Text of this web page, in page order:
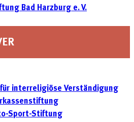
Bad Harzburg e. V.
interreligiöse Verständigung
Sport-Stiftung